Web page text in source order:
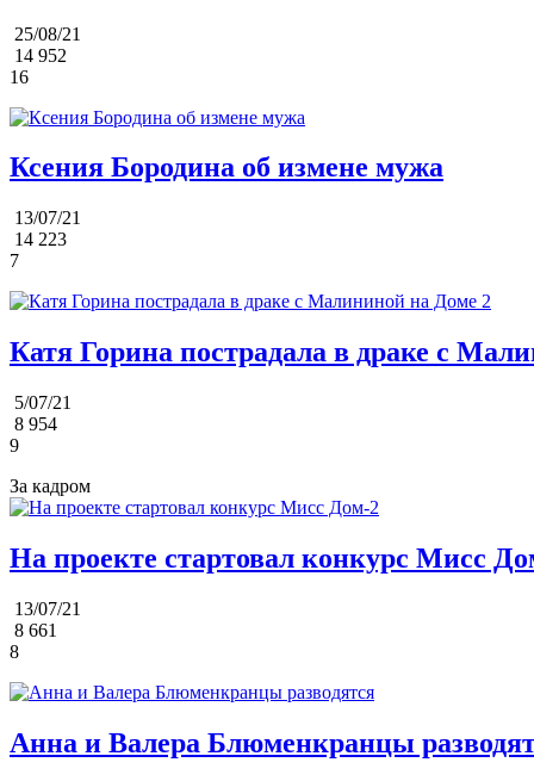
25/08/21
14 952
16
Ксения Бородина об измене мужа
13/07/21
14 223
7
Катя Горина пострадала в драке с
5/07/21
8 954
9
За кадром
На проекте стартовал конкурс Мисс
13/07/21
8 661
8
Анна и Валера Блюменкранцы